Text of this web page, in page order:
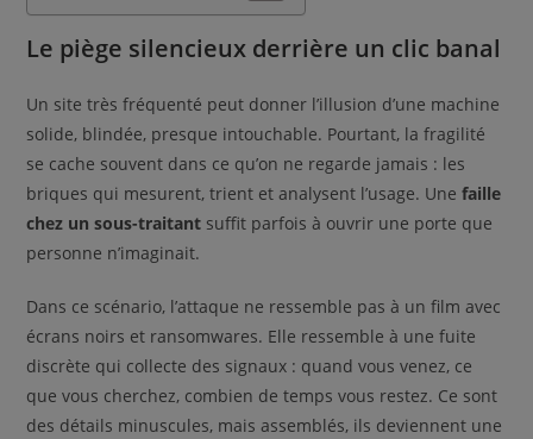
Le piège silencieux derrière un clic banal
Un site très fréquenté peut donner l’illusion d’une machine
solide, blindée, presque intouchable. Pourtant, la fragilité
se cache souvent dans ce qu’on ne regarde jamais : les
briques qui mesurent, trient et analysent l’usage. Unefaille
chez un sous-traitant suffit parfois à ouvrir une porte que
personne n’imaginait.
Dans ce scénario, l’attaque ne ressemble pas à un film avec
écrans noirs et ransomwares. Elle ressemble à une fuite
discrète qui collecte des signaux : quand vous venez, ce
que vous cherchez, combien de temps vous restez. Ce sont
des détails minuscules, mais assemblés, ils deviennent une